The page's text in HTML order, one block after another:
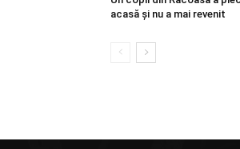
acasă și nu a mai revenit